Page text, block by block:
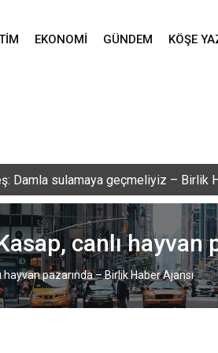
EKONOMI GÜNDEM KÖŞE
i Nebi programı düzenlendi – Birlik
canlı
hayvan pazarında – Birlik Haber Ajansı